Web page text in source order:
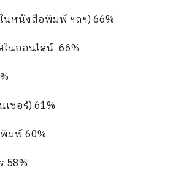
นหนังสือพิมพ์ ฯลฯ) 66%
นออนไลน์ 66%
ซอร์) 61%
มพ์ 60%
58%